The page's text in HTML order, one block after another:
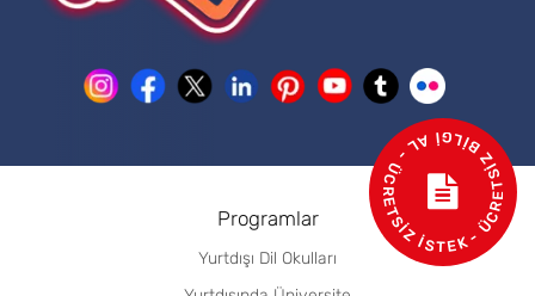
Programlar
Yurtdışı Dil Okulları
- ÜCRETSİZ BİLGİ AL - ÜCRETSİZ İSTEK